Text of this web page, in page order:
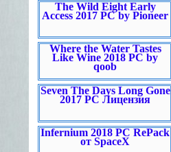
The Wild Eight Early
Access 2017 PC by Pioneer
Where the Water Tastes
Like Wine 2018 PC by
qoob
Seven The Days Long Gone
2017 PC Лицензия
Infernium 2018 PC RePack
от SpaceX